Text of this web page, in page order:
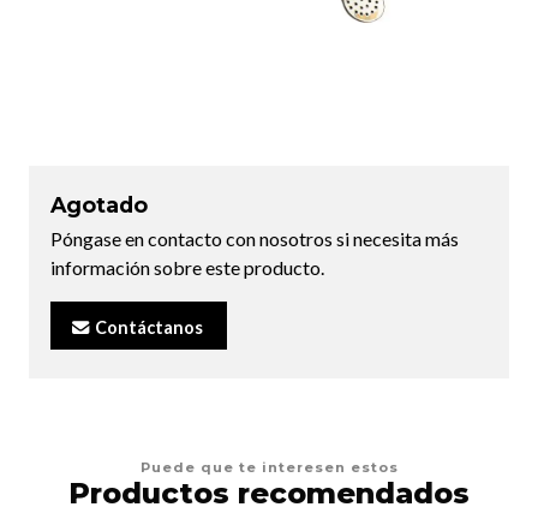
Agotado
Póngase en contacto con nosotros si necesita más
información sobre este producto.
Contáctanos
Puede que te interesen estos
Productos recomendados